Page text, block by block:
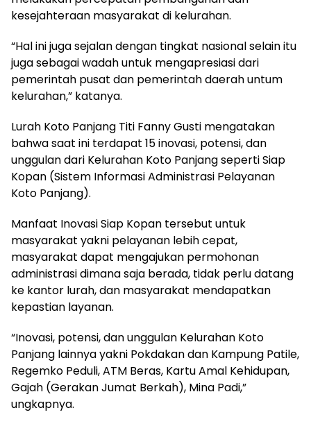
kesejahteraan masyarakat di kelurahan.
“Hal ini juga sejalan dengan tingkat nasional selain itu
juga sebagai wadah untuk mengapresiasi dari
pemerintah pusat dan pemerintah daerah untum
kelurahan,” katanya.
Lurah Koto Panjang Titi Fanny Gusti mengatakan
bahwa saat ini terdapat 15 inovasi, potensi, dan
unggulan dari Kelurahan Koto Panjang seperti Siap
Kopan (Sistem Informasi Administrasi Pelayanan
Koto Panjang).
Manfaat Inovasi Siap Kopan tersebut untuk
masyarakat yakni pelayanan lebih cepat,
masyarakat dapat mengajukan permohonan
administrasi dimana saja berada, tidak perlu datang
ke kantor lurah, dan masyarakat mendapatkan
kepastian layanan.
“Inovasi, potensi, dan unggulan Kelurahan Koto
Panjang lainnya yakni Pokdakan dan Kampung Patile,
Regemko Peduli, ATM Beras, Kartu Amal Kehidupan,
Gajah (Gerakan Jumat Berkah), Mina Padi,”
ungkapnya.